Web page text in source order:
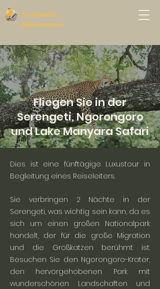
Goldfinch
Adventures
Fliegen Sie in der
Serengeti, Ngorongoro
und Lake Manyara Safari
Dies ist eine fünftägige Luxustour in
Begleitung eines Reiseleiters.
Sie verbringen 2 Nächte in der
Serengeti, was wichtig sein kann, da es
sich um einen großen Nationalpark
handelt, der für die große Migration
und die Großkatzen berühmt ist.
Besuchen Sie den Ngorongoro-Krater,
den hervorgehobenen Park mit
wunderschönen Landschaften und